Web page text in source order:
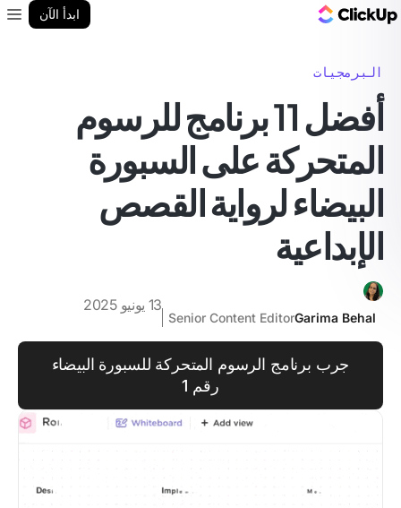
ابدأ الآن
البرمجيات
أفضل 11 برنامج للرسوم
المتحركة على السبورة
البيضاء لرواية القصص
الإبداعية
Garima Behal
Senior Content Editor
13 يونيو 2025
جرب برنامج الرسوم المتحركة للسبورة البيضاء
رقم 1